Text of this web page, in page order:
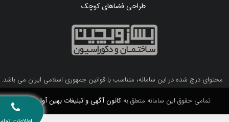
طراحی فضاهای کوچک
محتوای درج شده در این سامانه، متناسب با قوانین جمهوری اسلامی ایران می باشد.
تمامی حقوق این سامانه متعلق بهکانون آگهی و تبلیغات بهین آوامی باشد.